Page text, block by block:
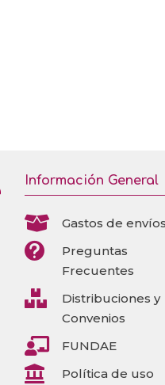
Información General
 Gastos de

Preguntas
Frecuentes

Distribuciones y
Convenios
 FUNDAE
 Política de uso